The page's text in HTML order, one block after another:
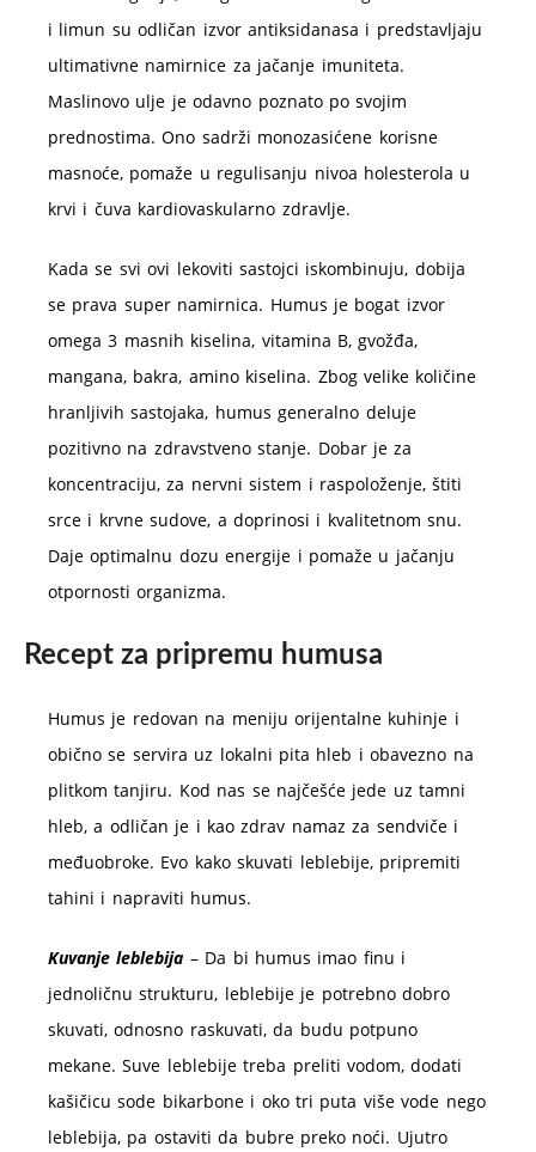
i limun su odličan izvor antiksidanasa i predstavljaju
ultimativne namirnice za jačanje imuniteta.
Maslinovo ulje je odavno poznato po svojim
prednostima. Ono sadrži monozasićene korisne
masnoće, pomaže u regulisanju nivoa holesterola u
krvi i čuva kardiovaskularno zdravlje.
Kada se svi ovi lekoviti sastojci iskombinuju, dobija
se prava super namirnica. Humus je bogat izvor
omega 3 masnih kiselina, vitamina B, gvožđa,
mangana, bakra, amino kiselina. Zbog velike količine
hranljivih sastojaka, humus generalno deluje
pozitivno na zdravstveno stanje. Dobar je za
koncentraciju, za nervni sistem i raspoloženje, štiti
srce i krvne sudove, a doprinosi i kvalitetnom snu.
Daje optimalnu dozu energije i pomaže u jačanju
otpornosti organizma.
Recept za pripremu humusa
Humus je redovan na meniju orijentalne kuhinje i
obično se servira uz lokalni pita hleb i obavezno na
plitkom tanjiru. Kod nas se najčešće jede uz tamni
hleb, a odličan je i kao zdrav namaz za sendviče i
međuobroke. Evo kako skuvati leblebije, pripremiti
tahini i napraviti humus.
Kuvanje leblebija – Da bi humus imao finu i
jednoličnu strukturu, leblebije je potrebno dobro
skuvati, odnosno raskuvati, da budu potpuno
mekane. Suve leblebije treba preliti vodom, dodati
kašičicu sode bikarbone i oko tri puta više vode nego
leblebija, pa ostaviti da bubre preko noći. Ujutro